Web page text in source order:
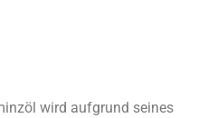
wird aufgrund seines